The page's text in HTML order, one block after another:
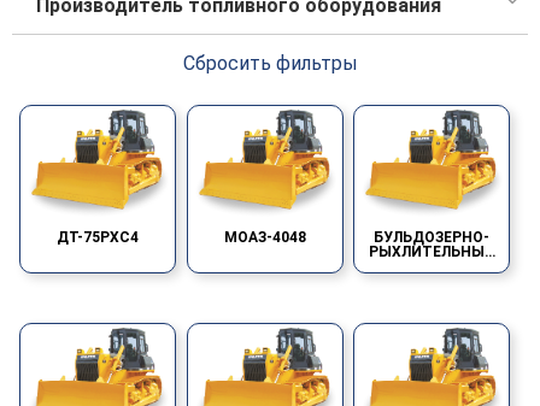
строение 5, офис 12
Производитель топливного оборудования
Сбросить фильтры
ДТ-75РХС4 МОАЗ-4048
БУЛЬДОЗЕРНО-
РЫХЛИТЕЛЬНЫЙ
400(320) ЧТЗ